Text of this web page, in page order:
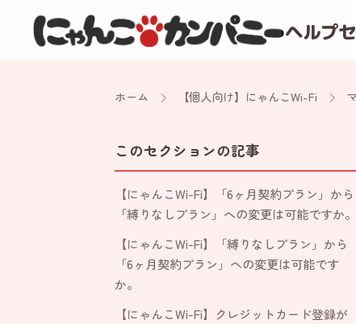
ヘルプ
ホーム 【個人向け】にゃんこWi-Fi
このセクションの記事
【にゃんこWi-Fi】「6ヶ月契約プラン」から
「縛りなしプラン」への変更は可能ですか。
【にゃんこWi-Fi】「縛りなしプラン」から
「6ヶ月契約プラン」への変更は可能です
か。
【にゃんこWi-Fi】クレジットカード登録が